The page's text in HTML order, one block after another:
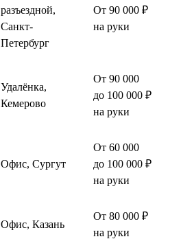
разъездной,
Санкт-
Петербург
От 90 000 ₽
на руки
Удалёнка,
Кемерово
От 90 000
до 100 000 ₽
на руки
Офис, Сургут
От 60 000
до 100 000 ₽
на руки
Офис, Казань
От 80 000 ₽
на руки